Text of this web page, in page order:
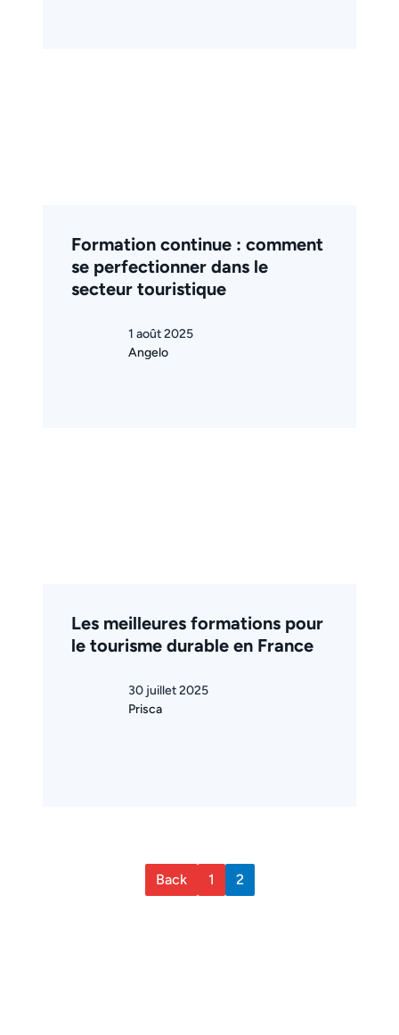
Formation continue : comment
se perfectionner dans le
secteur touristique
1 août 2025
Angelo
Les meilleures formations pour
le tourisme durable en France
30 juillet 2025
Prisca
Back 1 2